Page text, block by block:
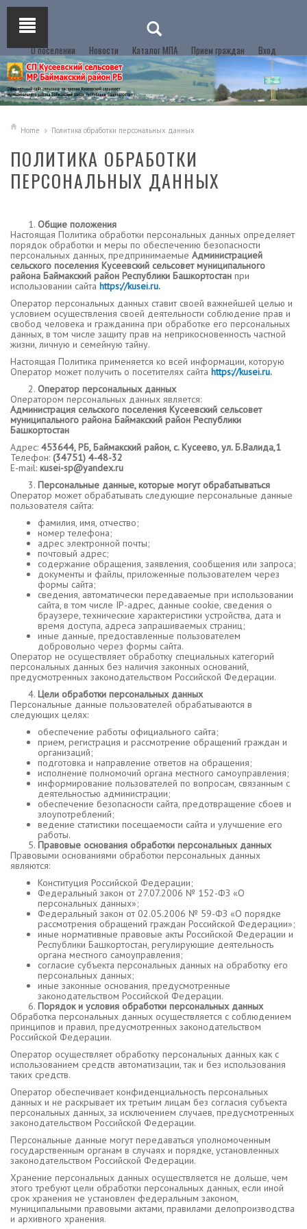
О поселении Новости Каталог МПА Прием граждан Вход
Home Политика обработки персональных данных
ПОЛИТИКА ОБРАБОТКИ
ПЕРСОНАЛЬНЫХ ДАННЫХ
Общие положения
Настоящая Политика обработки персональных данных определяет
порядок обработки и меры по обеспечению безопасности
персональных данных, предпринимаемые Администрацией
сельского поселения Кусеевский сельсовет муниципального
района Баймакский район Республики Башкортостан при
использовании сайта https://kusei.ru.
Оператор персональных данных ставит своей важнейшей целью и
условием осуществления своей деятельности соблюдение прав и
свобод человека и гражданина при обработке его персональных
данных, в том числе защиту прав на неприкосновенность частной
жизни, личную и семейную тайну.
Настоящая Политика применяется ко всей информации, которую
Оператор может получить о посетителях сайта https://kusei.ru.
Оператор персональных данных
Оператором персональных данных является:
Администрация сельского поселения Кусеевский сельсовет
муниципального района Баймакский район Республики
Башкортостан
Адрес: 453644, РБ, Баймакский район, с. Кусеево, ул. Б.Валида,1
Телефон: (34751) 4-48-32
E-mail: кusei-sp@yandex.ru
Персональные данные, которые могут обрабатываться
Оператор может обрабатывать следующие персональные данные
пользователя сайта:
фамилия, имя, отчество;
номер телефона;
адрес электронной почты;
почтовый адрес;
содержание обращения, заявления, сообщения или запроса;
документы и файлы, приложенные пользователем через
формы сайта;
сведения, автоматически передаваемые при использовании
сайта, в том числе IP-адрес, данные cookie, сведения о
браузере, технические характеристики устройства, дата и
время доступа, адреса запрашиваемых страниц;
иные данные, предоставленные пользователем
добровольно через формы сайта.
Оператор не осуществляет обработку специальных категорий
персональных данных без наличия законных оснований,
предусмотренных законодательством Российской Федерации.
Цели обработки персональных данных
Персональные данные пользователей обрабатываются в
следующих целях:
обеспечение работы официального сайта;
прием, регистрация и рассмотрение обращений граждан и
организаций;
подготовка и направление ответов на обращения;
исполнение полномочий органа местного самоуправления;
информирование пользователей по вопросам, связанным с
деятельностью администрации;
обеспечение безопасности сайта, предотвращение сбоев и
злоупотреблений;
ведение статистики посещаемости сайта и улучшение его
работы.
Правовые основания обработки персональных данных
Правовыми основаниями обработки персональных данных
являются:
Конституция Российской Федерации;
Федеральный закон от 27.07.2006 № 152-ФЗ «О
персональных данных»;
Федеральный закон от 02.05.2006 № 59-ФЗ «О порядке
рассмотрения обращений граждан Российской Федерации»;
иные нормативные правовые акты Российской Федерации и
Республики Башкортостан, регулирующие деятельность
органа местного самоуправления;
согласие субъекта персональных данных на обработку его
персональных данных;
иные законные основания, предусмотренные
законодательством Российской Федерации.
Порядок и условия обработки персональных данных
Обработка персональных данных осуществляется с соблюдением
принципов и правил, предусмотренных законодательством
Российской Федерации.
Оператор осуществляет обработку персональных данных как с
использованием средств автоматизации, так и без использования
таких средств.
Оператор обеспечивает конфиденциальность персональных
данных и не раскрывает их третьим лицам без согласия субъекта
персональных данных, за исключением случаев, предусмотренных
законодательством Российской Федерации.
Персональные данные могут передаваться уполномоченным
государственным органам в случаях и порядке, установленных
законодательством Российской Федерации.
Хранение персональных данных осуществляется не дольше, чем
этого требуют цели обработки персональных данных, если иной
срок хранения не установлен федеральным законом,
муниципальными правовыми актами, правилами делопроизводства
и архивного хранения.